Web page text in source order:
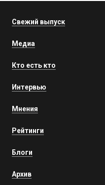
Свежий выпуск
Медиа
Кто есть кто
Интервью
Мнения
Рейтинги
Блоги
Архив